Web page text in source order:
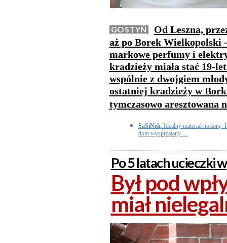
GOSTYŃ
Od Leszna,
aż po Borek Wielkopolski
markowe perfumy i
kradzieży miała stać 19-
wspólnie z dwojgiem
ostatniej kradzieży w
tymczasowo aresztowana
SaSiNek: Idealny materiał na żonę.
dom wysprzątany ....
Po 5 latach ucieczki
Był pod
miał